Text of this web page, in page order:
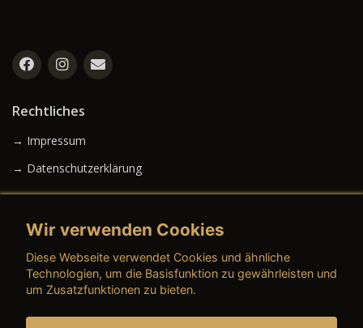
Rechtliches
→ Impressum
→ Datenschutzerklärung
→ AGB (Gebrauchtwagen)
Wir verwenden Cookies
Diese Webseite verwendet Cookies und ähnliche
Technologien, um die Basisfunktion zu gewährleisten und
um Zusatzfunktionen zu bieten.